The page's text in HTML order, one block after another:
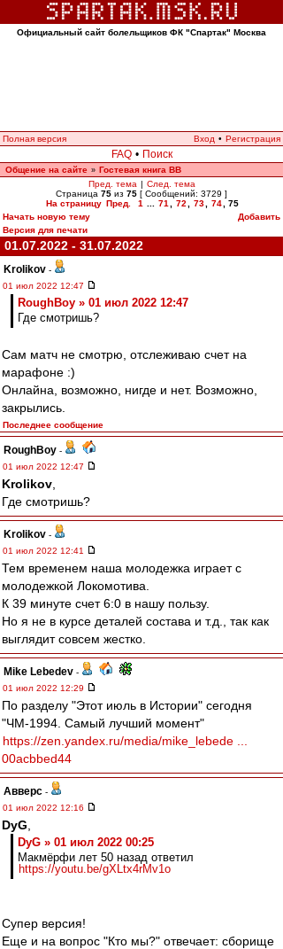
Официальный сайт болельщиков ФК "Спартак" Москва
Полная версия Вход • Регистрация
FAQ • Поиск
Общение на сайте » Гостевая книга ВВ
Пред. тема | След. тема
Страница 75 из 75 [ Сообщений: 3729 ]
На страницу Пред. 1 71 72 73 74
75
Начать новую тему
Добавить
Версия для печати
01.07.2022 - 31.07.2022
Krolikov -
01 июл 2022 12:47
RoughBoy » 01 июл 2022 12:47
Где смотришь?
Сам матч не смотрю, отслеживаю счет на
марафоне :)
Онлайна, возможно, нигде и нет. Возможно,
закрылись.
Последнее сообщение
RoughBoy -
01 июл 2022 12:47
Krolikov
Где смотришь?
Krolikov -
01 июл 2022 12:41
Тем временем наша молодежка играет с
молодежкой Локомотива.
К 39 минуте счет 6:0 в нашу пользу.
Но я не в курсе деталей состава и т.д., так как
выглядит совсем жестко.
Mike Lebedev -
01 июл 2022 12:29
По разделу "Этот июль в Истории" сегодня
"ЧМ-1994. Самый лучший момент"
https://zen.yandex.ru/media/mike_lebede ...
00acbbed44
Авверс -
01 июл 2022 12:16
DyG
DyG » 01 июл 2022 00:25
Макмёрфи лет 50 назад ответил
https://youtu.be/gXLtx4rMv1o
Супер версия!
Еще и на вопрос "Кто мы?" отвечает: сборище